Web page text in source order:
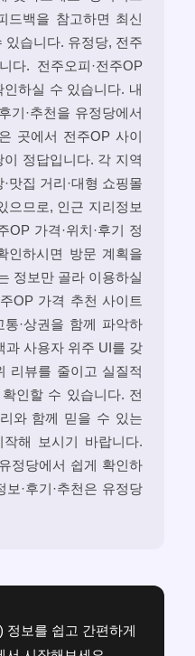
드백을 참고하면 최신
있습니다. 유정당, 전주
다. 전주오피·전주OP
하실 수 있습니다. 내
기·추천을 유정당에서
곳에서 전주OP 사이
정답입니다. 각 지역
맛집 거리·대형 쇼핑몰
으므로, 인근 지리정보
OP 가격·위치·후기 정
인하시면 방문 계획을
정보만 골라 이용하실
OP 가격 추천 사이트
·상권을 함께 파악하
과 사용자 위주 UI를 갖
리뷰를 줄이고 실질적
인할 수 있습니다. 전
와 함께 믿을 수 있는
해 보시기 바랍니다.
정당에서 쉽게 확인하
·후기·추천은 유정당
정보를 쉽고 간편하게